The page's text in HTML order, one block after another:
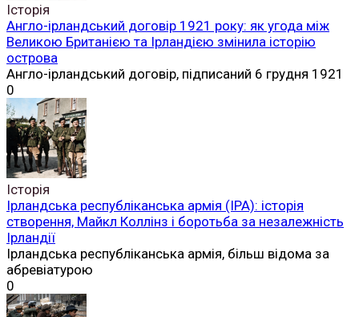
Історія
Англо-ірландський договір 1921 року: як угода між
Великою Британією та Ірландією змінила історію
острова
Англо-ірландський договір, підписаний 6 грудня 1921
0
Історія
Ірландська республіканська армія (ІРА): історія
створення, Майкл Коллінз і боротьба за незалежність
Ірландії
Ірландська республіканська армія, більш відома за
абревіатурою
0